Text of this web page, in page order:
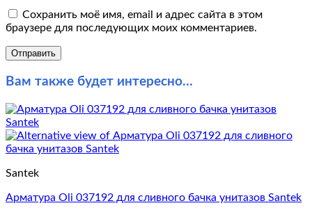
Сохранить моё имя, email и адрес сайта в этом
браузере для последующих моих комментариев.
Вам также будет интересно…
Santek
Арматура Oli 037192 для сливного бачка унитазов Santek